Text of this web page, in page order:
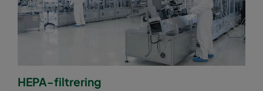
HEPA-filtrering